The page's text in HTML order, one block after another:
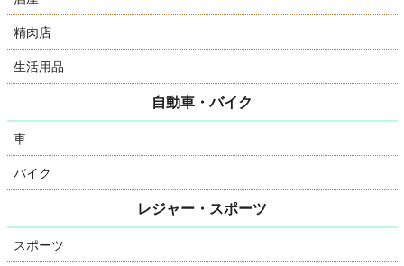
精肉店
生活用品
自動車・バイク
車
バイク
レジャー・スポーツ
スポーツ